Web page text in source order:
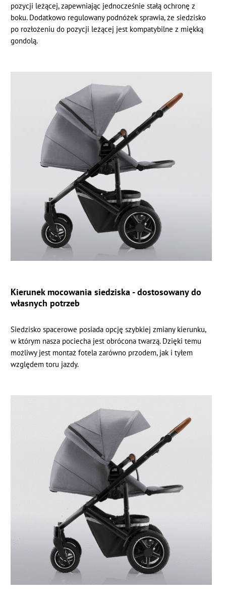
pozycji leżącej, zapewniając jednocześnie stałą ochronę z
boku. Dodatkowo regulowany podnóżek sprawia, że siedzisko
po rozłożeniu do pozycji leżącej jest kompatybilne z miękką
gondolą.
Kierunek mocowania siedziska - dostosowany do
własnych potrzeb
Siedzisko spacerowe posiada opcję szybkiej zmiany kierunku,
w którym nasza pociecha jest obrócona twarzą. Dzięki temu
możliwy jest montaż fotela zarówno przodem, jak i tyłem
względem toru jazdy.